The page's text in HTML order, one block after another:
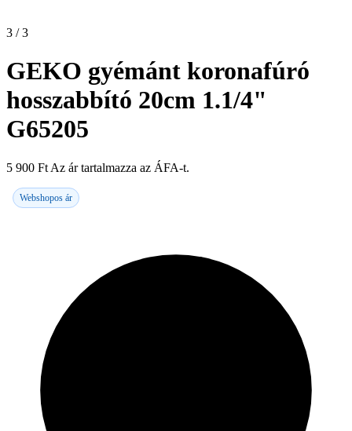
3 / 3
GEKO gyémánt koronafúró
hosszabbító 20cm 1.1/4"
G65205
5 900 Ft Az ár tartalmazza az ÁFA-t.
Webshopos ár